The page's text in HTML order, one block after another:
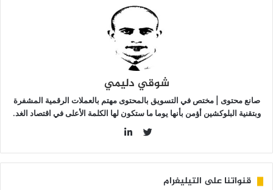
شوقي دليمي
صانع محتوى | مختص في التسويق بالمحتوى مهتم بالعملات الرقمية المشفرة
وبتقنية البلوكشين أؤمن بأنها يوما ما ستكون لها الكلمة الأعلى في اقتصاد الغد.
قنواتنا على التيليغرام